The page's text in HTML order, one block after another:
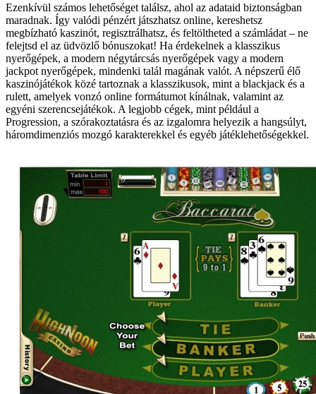
Ezenkívül számos lehetőséget találsz, ahol az adataid biztonságban
maradnak. Így valódi pénzért játszhatsz online, kereshetsz
megbízható kaszinót, regisztrálhatsz, és feltöltheted a számládat – ne
felejtsd el az üdvözlő bónuszokat! Ha érdekelnek a klasszikus
nyerőgépek, a modern négytárcsás nyerőgépek vagy a modern
jackpot nyerőgépek, mindenki talál magának valót. A népszerű élő
kaszinójátékok közé tartoznak a klasszikusok, mint a blackjack és a
rulett, amelyek vonzó online formátumot kínálnak, valamint az
egyéni szerencsejátékok. A legjobb cégek, mint például a
Progression, a szórakoztatásra és az izgalomra helyezik a hangsúlyt,
háromdimenziós mozgó karakterekkel és egyéb játéklehetőségekkel.